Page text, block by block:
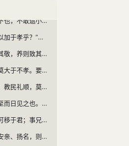
子曰：“昔者明王之以孝治天下也，不敢遗小国之臣，而况于公、侯、伯、子、男乎？故得万国之欢心，以事其先王。治国者，不敢侮于鳏寡，而况于士民乎？故得百姓之欢心，以事其先君。治家者，不敢失于臣妾，而况于妻子乎？故得人之欢心，以事其亲。夫然，故生则亲安之，祭则鬼飨之。是以天下和平，灾害不生，祸乱不作。故明王之以孝治天下也如此。《诗》云：‘有觉德行，四国顺之。’”
曾子曰：“敢问圣人之德，无以加于孝乎？”子曰：“天地之性，人为贵。人之行，莫大于孝。孝莫大于严父，严父莫大于配天，则周公其人也。昔者，周公郊祀后稷以配天，宗祀文王于明堂以配上帝。是以四海之内，各以其职来祭。夫圣人之德，又何以加于孝乎？故亲生之膝下，以养父母日严。圣人因严以教敬，因亲以教爱。圣人之教不肃而成，其政不严而治。其所因者本也。父子之道，天性也，君臣之义也。父母生之，续莫大焉；君亲临之，厚莫重焉。故不爱其亲而爱他人者，谓之悖德；不敬其亲而敬他人者，谓之悖礼。以顺则逆，民无则焉。不在于善，而皆在于凶德，虽得之，君子所不贵。君子则不然，言思可道，行思可乐，德义可尊，作事可法，容止可观，进退可度，以临其民。是以其民畏而爱之，则而象之，故能成其德教，而行其政令。《诗》云：‘淑人君子，其仪不忒’。”
子曰：“孝子之事亲，居则致其敬，养则致其乐，病则致其忧，丧则致其哀，祭则致其严。五者备矣，然后能事亲。事亲者，居上不骄，为下不乱，在丑不争。居上而骄则亡，为下而乱则刑，在丑而争则兵。三者不除，虽日用三牲之养，犹为不孝也。”
子曰：“五刑之属三千，而罪莫大于不孝。要君者无上，非圣人者无法，非孝者无亲。此大乱之道也。”
子曰：“教民亲爱，莫善于孝；教民礼顺，莫善于悌；移风易俗，莫善于乐；安上治民，莫善于礼。礼者，敬而已矣。故敬其父则子悦，敬其兄则弟悦，敬其君则臣悦，敬一人而千万人悦。所敬者寡，悦者众。此之谓要道也。”
子曰：“君子之教以孝，非家至而日见之也。教以孝，所以敬天下之为人父者也。教以悌，所以敬天下之为人兄者也。教以臣，所以敬天下之为人君者也。《诗》云：‘恺悌君子，民之父母。’非至德，其孰能顺民如此其大者乎？”
子曰：“君子之事亲孝，故忠可移于君；事兄悌，故顺可移于长；居家理，故治可移于官。是以行成于内，而名立于后世矣。”
曾子曰：“若夫慈爱、恭敬、安亲、扬名，则闻命矣。敢问子从父之令，可谓孝乎？”子曰：“是何言与！是何言与！昔者，天子有争臣七人，虽无道，不失其天下；诸侯有争臣五人，虽无道，不失其国；大夫有争臣三人，虽无道，不失其家；士有争友，则身不离于令名；父有争子，则身不陷于不义。故当不义则争之。从父之令，又焉得为孝乎？”